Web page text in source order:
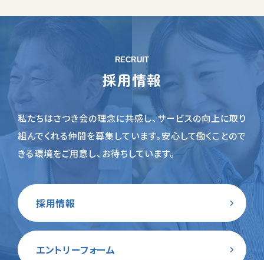
RECRUIT
採用情報
私たちはさつき会の理念に共感し、サービスの向上に取り
組んでくれる仲間を募集しています。安心して働くことので
きる環境をご用意し、お待ちしています。
採用情報
エントリーフォーム